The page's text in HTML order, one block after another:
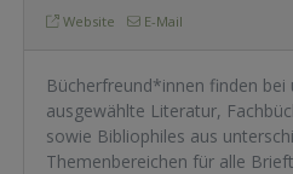
Website E-Mail
Bücherfreund*innen finden bei
ausgewählte Literatur,
sowie Bibliophiles aus
Themenbereichen für alle